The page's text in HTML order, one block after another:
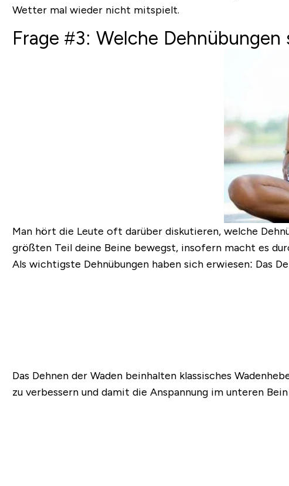
Wetter mal wieder nicht mitspielt.
Frage #3: Welche
Man hört die Leute oft darüber diskutieren, welche
größten Teil deine Beine bewegst, insofern macht es
Als wichtigste Dehnübungen haben sich erwiesen: Das
Das Dehnen der Waden beinhalten klassisches
zu verbessern und damit die Anspannung im unteren